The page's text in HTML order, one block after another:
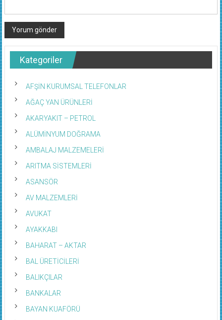
Kategoriler
AFŞİN KURUMSAL TELEFONLAR
AĞAÇ YAN ÜRÜNLERİ
AKARYAKIT – PETROL
ALÜMİNYUM DOĞRAMA
AMBALAJ MALZEMELERİ
ARITMA SİSTEMLERİ
ASANSÖR
AV MALZEMLERİ
AVUKAT
AYAKKABI
BAHARAT – AKTAR
BAL ÜRETİCİLERİ
BALIKÇILAR
BANKALAR
BAYAN KUAFÖRÜ